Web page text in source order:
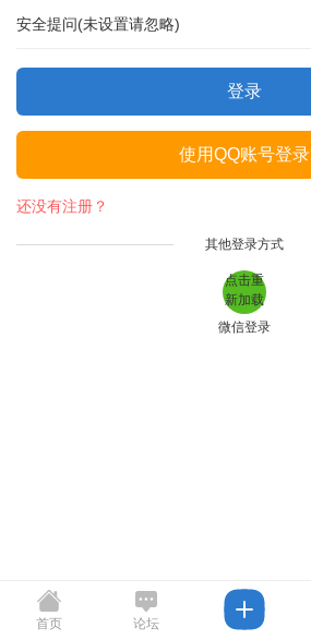
安全提问(未设置请忽略)
登录
使用QQ账号登录
还没有注册？
其他登录方式
点击重
新加载
微信登录
首页 论坛